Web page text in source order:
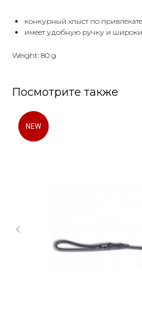
конкурный хлыст по
имеет удобную ручку и
Weight: 80 g
Посмотрите также
NEW